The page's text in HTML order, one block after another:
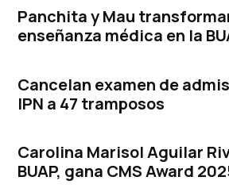
Panchita y Mau
enseñanza médica en la
Cancelan examen de
IPN a 47 tramposos
Carolina Marisol Aguilar
BUAP, gana CMS Award